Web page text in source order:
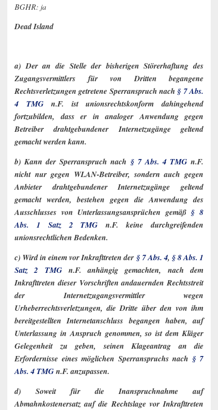
BGHR: ja
Dead Island
a) Der an die Stelle der bisherigen Störerhaftung des
Zugangsvermittlers für von Dritten begangene
Rechtsverletzungen getretene Sperranspruch nach § 7 Abs.
4 TMGn.F. ist unionsrechtskonform dahingehend
fortzubilden, dass er in analoger Anwendung gegen
Betreiber drahtgebundener Internetzugänge geltend
gemacht werden kann.
b) Kann der Sperranspruch nach § 7 Abs. 4 TMGn.F.
nicht nur gegen WLAN-Betreiber, sondern auch gegen
Anbieter drahtgebundener Internetzugänge geltend
gemacht werden, bestehen gegen die Anwendung des
Ausschlusses von Unterlassungsansprüchen gemäß § 8
Abs. 1 Satz 2 TMG n.F. keine durchgreifenden
unionsrechtlichen Bedenken.
c) Wird in einem vor Inkrafttreten der § 7 Abs. 4, § 8 Abs. 1
Satz 2 TMGn.F. anhängig gemachten, nach dem
Inkrafttreten dieser Vorschriften andauernden Rechtsstreit
der Internetzugangsvermittler wegen
Urheberrechtsverletzungen, die Dritte über den von ihm
bereitgestellten Internetanschluss begangen haben, auf
Unterlassung in Anspruch genommen, so ist dem Kläger
Gelegenheit zu geben, seinen Klageantrag an die
Erfordernisse eines möglichen Sperranspruchs nach § 7
Abs. 4 TMGn.F. anzupassen.
d) Soweit für die Inanspruchnahme auf
Abmahnkostenersatz auf die Rechtslage vor Inkrafttreten